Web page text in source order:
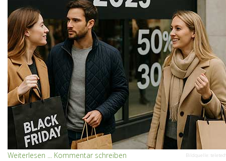
Bildquelle:
Weiterlesen ... Kommentar schreiben